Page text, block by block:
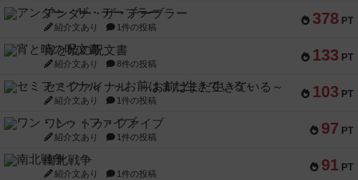
378 PT
アンダー・ザ・テーブラー
紹介文あり 1件の投稿
133 PT
宵と暁の呪文書
紹介文あり 8件の投稿
103 PT
セミファイナル ～お前はまだ生きている～
紹介文あり 1件の投稿
97 PT
ワン・トゥ・ファイブ
紹介文あり 1件の投稿
91 PT
南北戦争
紹介文あり 1件の投稿